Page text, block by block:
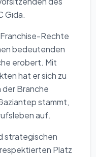
Gıda.
Rechte
bedeutenden
erobert. Mit
hat er sich zu
der Branche
stammt,
auf.
strategischen
Platz